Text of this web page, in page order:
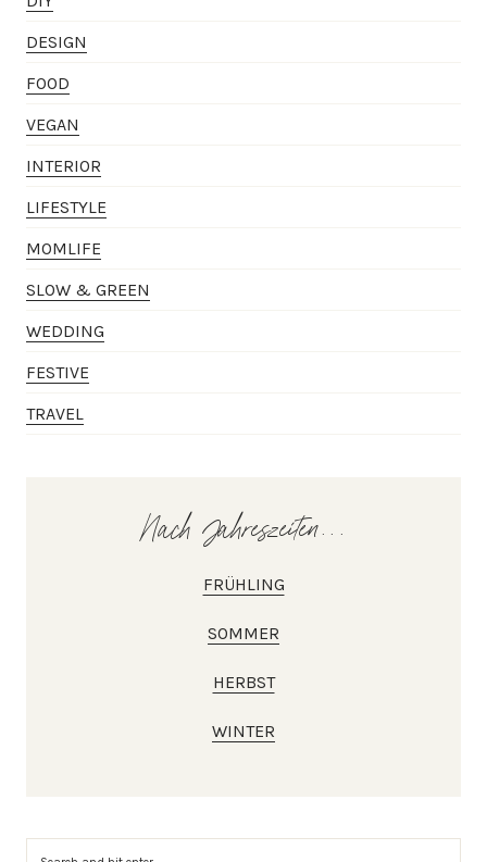
DESIGN
FOOD
VEGAN
INTERIOR
LIFESTYLE
MOMLIFE
SLOW & GREEN
WEDDING
FESTIVE
TRAVEL
Nach Jahreszeiten...
FRÜHLING
SOMMER
HERBST
WINTER